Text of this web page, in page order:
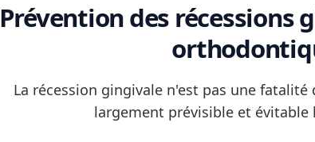
Prévention des
La récession gingivale n'est pas une
largement prévisible et évitable